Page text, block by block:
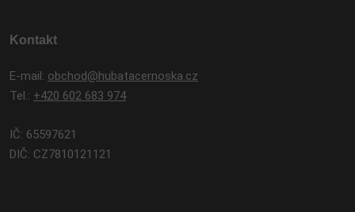
Kontakt
E-mail: obchod@hubatacernoska.cz
Tel.: +420 602 683 974
IČ: 65597621
DIČ: CZ7810121121